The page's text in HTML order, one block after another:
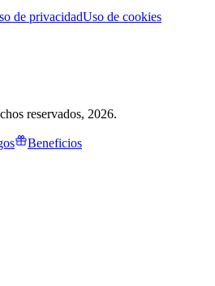
de privacidadUso de cookies
reservados, 2026.
Beneficios